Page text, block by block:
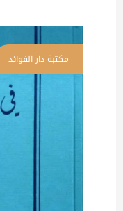
رسائل
في
الفقه
واللغة